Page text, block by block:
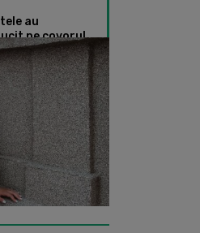
au
pe covorul
la Premiile
2024. Ce
speciale au
Taylor Swift și
în cel mai recentNicoleta Nucă –